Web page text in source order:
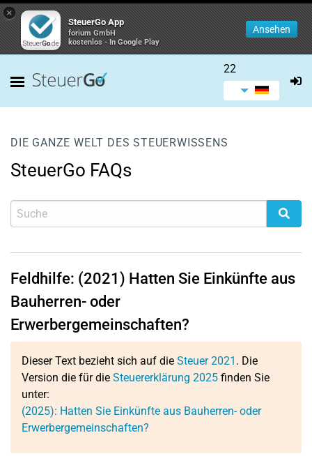
×
SteuerGo App
forium GmbH
kostenlos - In Google Play
Ansehen
22
DIE GANZE WELT DES STEUERWISSENS
SteuerGo FAQs
Feldhilfe: (2021) Hatten Sie Einkünfte aus
Bauherren- oder
Erwerbergemeinschaften?
Dieser Text bezieht sich auf die Steuer 2021 . Die
Version die für die Steuererklärung 2025 finden Sie
unter:
(2025): Hatten Sie Einkünfte aus Bauherren- oder
Erwerbergemeinschaften?